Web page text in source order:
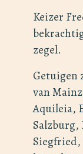
Keizer
zegel.
Getuigen
van
Aquileia,
Salzburg,
Siegfried,